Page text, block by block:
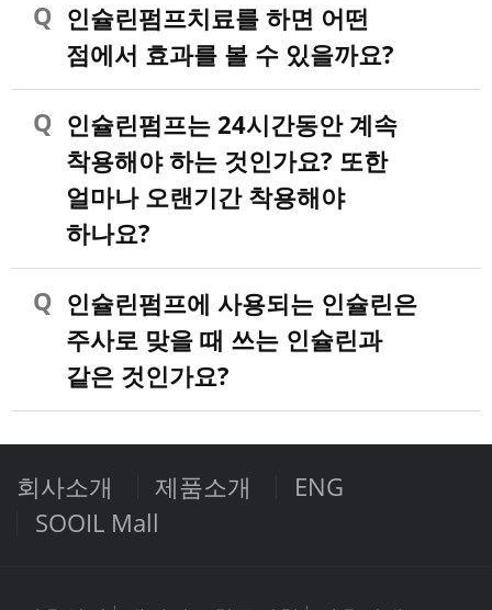
인슐린펌프치료를 하면 어떤
점에서 효과를 볼 수 있을까요?
인슐린펌프는 24시간동안 계속
착용해야 하는 것인가요? 또한
얼마나 오랜기간 착용해야
하나요?
인슐린펌프에 사용되는 인슐린은
주사로 맞을 때 쓰는 인슐린과
같은 것인가요?
회사소개 제품소개
ENG
SOOIL Mall